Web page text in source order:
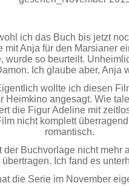
ich das Buch bis jetzt
mit Anja für den Marsianer
wurde so beurteilt.
Ich glaube aber, Anja
wollte ich diesen
Heimkino angesagt. Wie
die Figur Adeline mit
nicht komplett
romantisch.
Buchvorlage nicht mehr
Ich fand es
die Serie im November